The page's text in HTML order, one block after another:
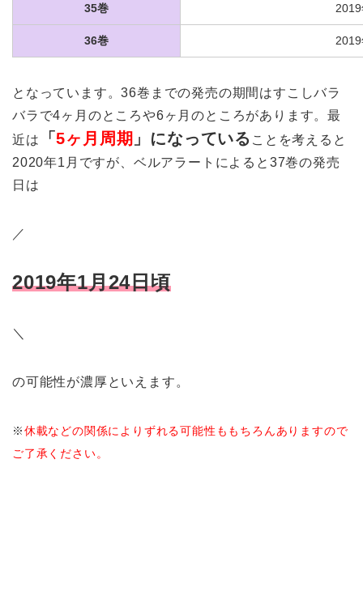
35巻
36巻
となっています。36巻までの発売の期間はすこしバラ
バラで4ヶ月のところや6ヶ月のところがあります。最
近は
「5ヶ月周期 」になっている ことを考えると
2020年1月ですが、ベルアラートによると37巻の発売
日は
／
2019年1月24日頃
＼
の可能性が濃厚といえます。
※休載などの関係によりずれる可能性ももちろんありますので
ご了承ください。